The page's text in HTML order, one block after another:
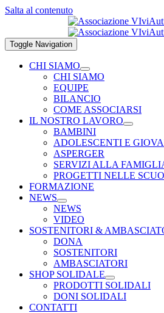
Salta al contenuto
Toggle Navigation
CHI SIAMO
CHI SIAMO
EQUIPE
BILANCIO
COME ASSOCIARSI
IL NOSTRO LAVORO
BAMBINI
ADOLESCENTI E
ASPERGER
SERVIZI ALLA
PROGETTI NELLE
FORMAZIONE
NEWS
NEWS
VIDEO
SOSTENITORI &
DONA
SOSTENITORI
AMBASCIATORI
SHOP SOLIDALE
PRODOTTI SOLIDALI
DONI SOLIDALI
CONTATTI